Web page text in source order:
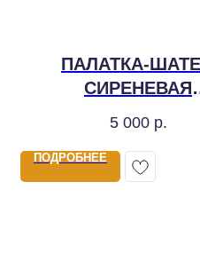
ПАЛАТКА-
СИРЕНЕВАЯ
5 000 р.
ПОДРОБНЕЕ